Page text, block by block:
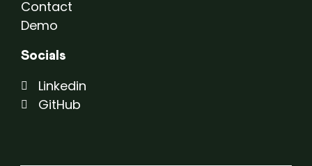
Contact
Demo
Socials
Linkedin
GitHub